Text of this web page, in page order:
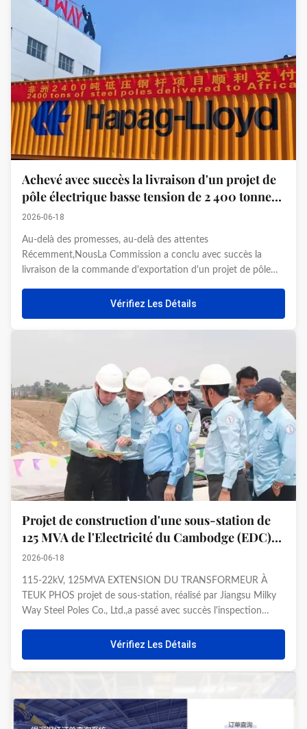
Achevé avec succès la livraison d'un projet de
pôle électrique basse tension de 2 400 tonnes
en Afrique, soutenant les infrastructures
2026-06-18
Au-delà des promesses, au-delà des attentes
Récemment,NousLa Commission a conclu avec succès la
livraison de la commande d'exportation d'un projet de pôle
conteneurs).Cette collaboration marque un pas en avant
important dans l'approfondissem...
Vérifiez Les Détails
Projet de construction d'une sous-station de
125 MVA de l'Electricité du Cambodge (EDC)
accepté et livré avec succès
2026-06-18
115-22kV, 125MVA EXTENSION DU TRANSFORMEUR À
TEUK PHOS projet de sous-station, réalisé par Jiangsu Milky
Way Steel Poles Co., Ltd.,a passé avec succès l'inspection
officiellement livré pour utilisationLes dirigeants et les chefs de
projet d...
Vérifiez Les Détails